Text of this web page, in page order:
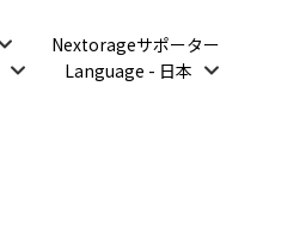
開
く
Nextorageサポーター
開 Language - 日本 開